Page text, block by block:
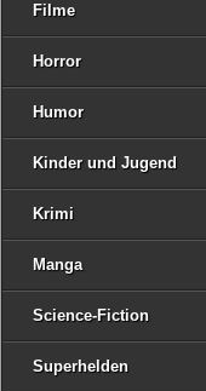
Filme
Horror
Humor
Kinder und Jugend
Krimi
Manga
Science-Fiction
Superhelden